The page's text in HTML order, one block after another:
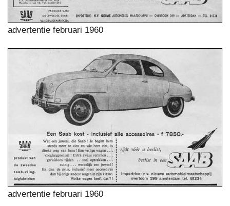
advertentie februari 1960
advertentie februari 1960